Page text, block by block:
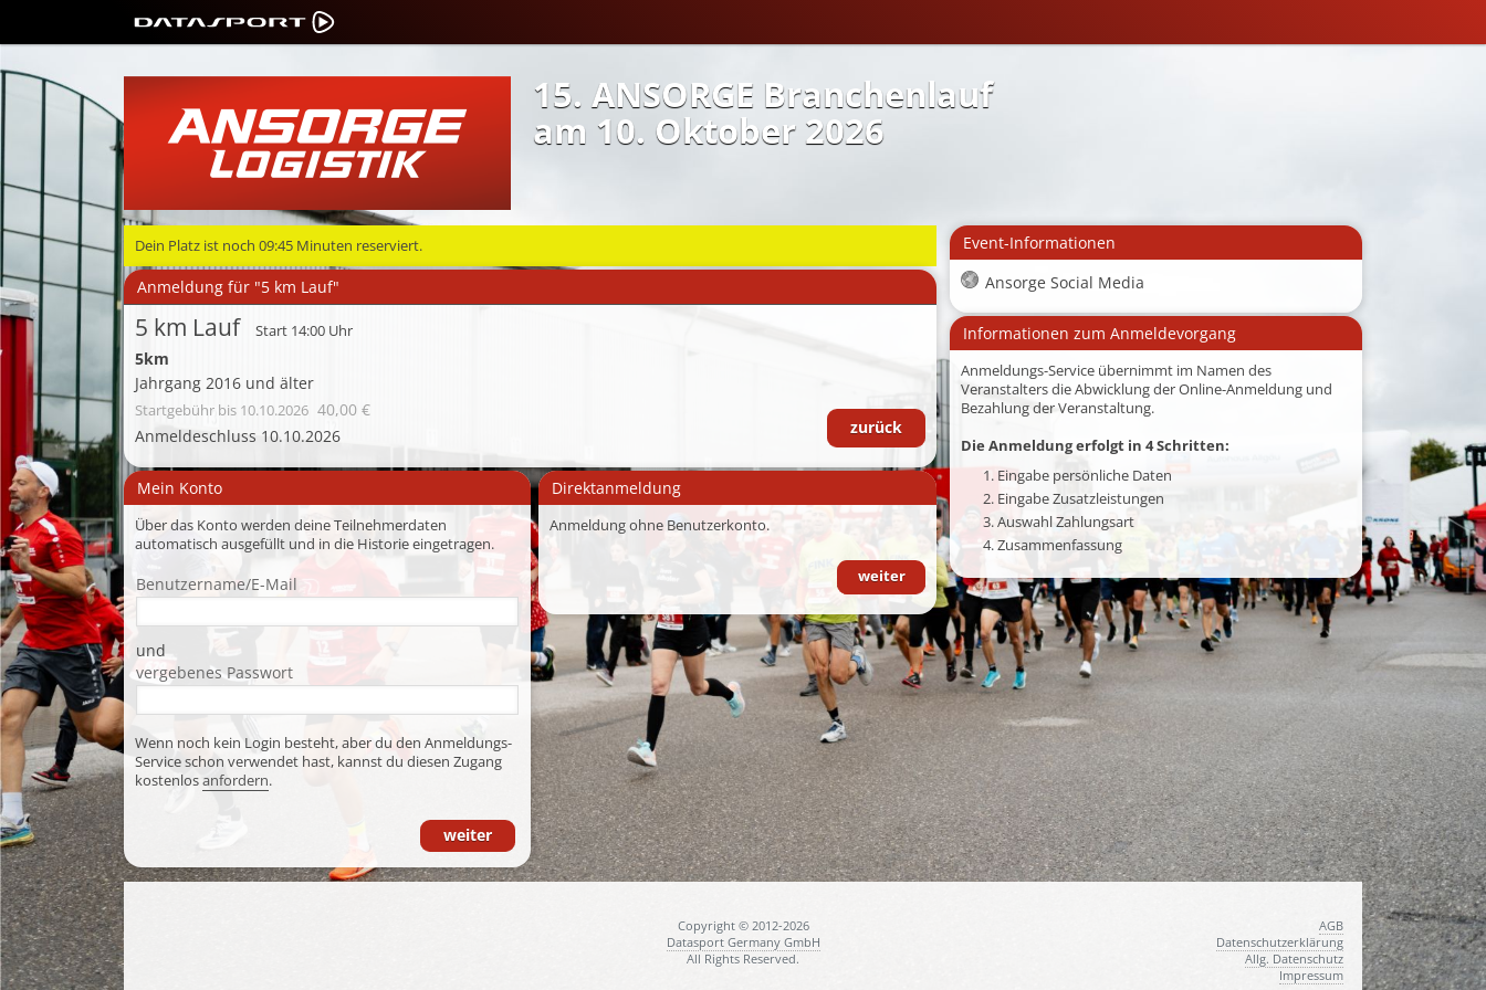
15. ANSORGE Branchenlauf
am 10. Oktober 2026
Dein Platz ist noch 09:45 Minuten reserviert.
Anmeldung für "5 km Lauf"
5 km Lauf Start 14:00 Uhr
5km
Jahrgang 2016 und älter
Startgebühr bis 10.10.2026 40,00 €
Anmeldeschluss 10.10.2026
zurück
Mein Konto
Über das Konto werden deine Teilnehmerdaten
automatisch ausgefüllt und in die Historie eingetragen.
Benutzername/E-Mail
und
vergebenes Passwort
Wenn noch kein Login besteht, aber du den Anmeldungs-
Service schon verwendet hast, kannst du diesen Zugang
kostenlosanfordern.
Direktanmeldung
Anmeldung ohne Benutzerkonto.
weiter
Event-Informationen
Ansorge Social Media
Informationen zum Anmeldevorgang
Anmeldungs-Service übernimmt im Namen des
Veranstalters die Abwicklung der Online-Anmeldung und
Bezahlung der Veranstaltung.
Die Anmeldung erfolgt in 4 Schritten:
1. Eingabe persönliche Daten
2. Eingabe Zusatzleistungen
3. Auswahl Zahlungsart
4. Zusammenfassung
Copyright © 2012-2026
Datasport Germany GmbH
All Rights Reserved.
AGB
Datenschutzerklärung
Allg. Datenschutz
Impressum